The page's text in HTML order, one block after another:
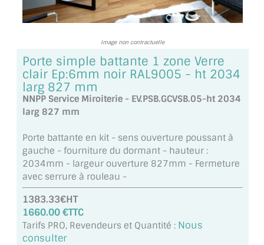
INSPIRATIONS ET NOUVEAUTÉS
MIROIRS VIEILLIS AMBIANCE BRASSERIE
MIROIR SUR MESURE
MIROIR VIEILLI
MIROIR DÉCORATIF DE COULEUR
LOTS DE MIROIRS EN MOZAÏQUE
MIROIR POUR PORTE
MIROIR DE SALLE DE BAIN
MIROIR PAROI DE DOUCHE
Image non contractuelle
Porte simple battante 1 zone Verre
clair Ep:6mm noir RAL9005 - ht 2034
larg 827 mm
NNPP Service Miroiterie - EV.PSB.GCVSB.05-ht 2034
larg 827 mm
Porte battante en kit - sens ouverture poussant à
gauche - fourniture du dormant - hauteur :
2034mm - largeur ouverture 827mm - Fermeture
avec serrure à rouleau -
1383.33€HT
1660.00 €TTC
Tarifs PRO, Revendeurs et Quantité : Nous
consulter